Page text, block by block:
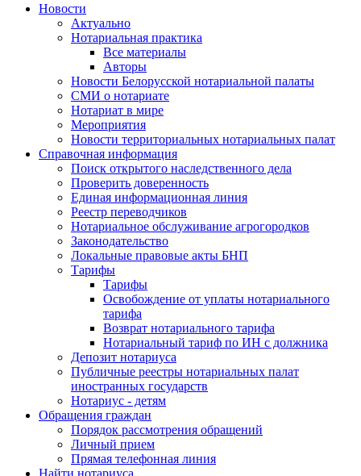
Новости
Актуально
Нотариальная практика
Все материалы
Авторы
Новости Белорусской нотариальной палаты
СМИ о нотариате
Нотариат в мире
Мероприятия
Новости территориальных нотариальных палат
Справочная информация
Поиск открытого наследственного дела
Проверить доверенность
Единая информационная линия
Реестр переводчиков
Нотариальное обслуживание агрогородков
Законодательство
Локальные правовые акты БНП
Тарифы
Тарифы
Освобождение от уплаты нотариального
тарифа
Возврат нотариального тарифа
Нотариальный тариф по ИН с должника
Депозит нотариуса
Публичные реестры нотариальных палат
иностранных государств
Нотариус - детям
Обращения граждан
Порядок рассмотрения обращений
Личный прием
Прямая телефонная линия
Найти нотариуса